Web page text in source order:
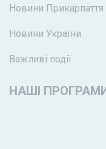
Новини Прикарпаття
Новини України
Важливі події
НАШІ